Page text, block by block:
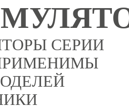
СЕРИИ
ПРИМЕНИМЫ